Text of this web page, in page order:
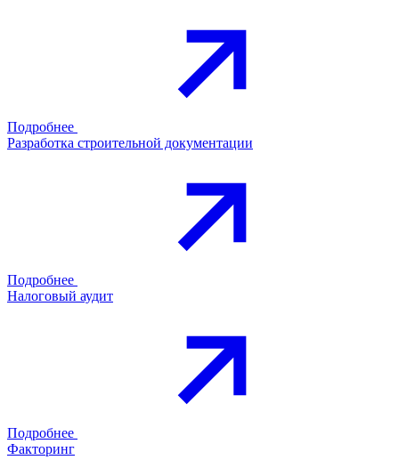
Подробнее
Разработка строительной документации
Подробнее
Налоговый аудит
Подробнее
Факторинг